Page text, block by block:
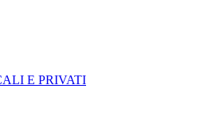
E PRIVATI